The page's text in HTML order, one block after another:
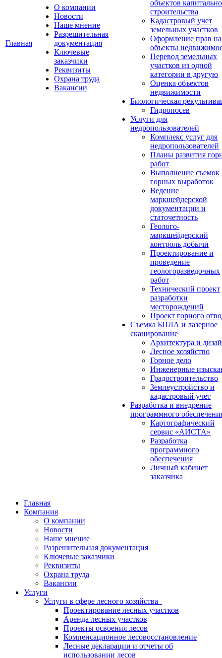
Главная
О компании
Новости
Наше мнение
Разрешительная
документация
Ключевые
заказчики
Реквизиты
Охрана труда
Вакансии
объектов
строительства
Кадастровый учет
земельных участков
Оформление прав на
объекты
Перевод земельных
участков из одной
категории в другую
Оценка объектов
недвижимости
Биологическая
Гидропосев
Услуги для
недропользователей
Комплекс услуг для
недропользователей
Планы развития
работ
Выполнение съемок
горных выработок
Ведение
маркшейдерской
документации и
статочетность
Геолого-
маркшейдерский
контроль добычи
Проектирование и
проведение
геологоразведочных
работ
Технический проект
разработки
месторождений
Проект горного
Съемка БПЛА и лазерное
сканирование
Архитектура и
Лесное хозяйство
Горное дело
Инженерные
Градостроительство
Землеустройство и
кадастровый учет
Разработка и внедрение
программного
Картографический
сервис «АИСТА»
Разработка
программного
обеспечения
Личный кабинет
заказчика
Главная
Компания
О компании
Новости
Наше мнение
Разрешительная документация
Ключевые заказчики
Реквизиты
Охрана труда
Вакансии
Услуги
Услуги в сфере лесного хозяйства
Проектирование лесных участков
Аренда лесных участков
Проекты освоения лесов
Компенсационное лесовосстановление
Лесные декларации и отчеты об
использовании лесов